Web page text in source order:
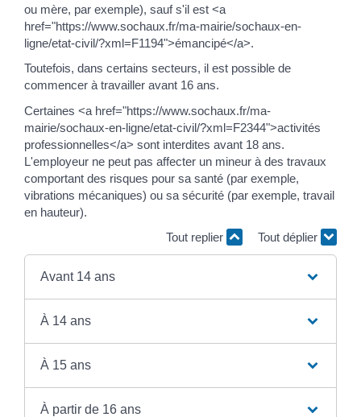
ou mère, par exemple), sauf s'il est <a
href="https://www.sochaux.fr/ma-mairie/sochaux-en-
ligne/etat-civil/?xml=F1194">émancipé</a>.
Toutefois, dans certains secteurs, il est possible de
commencer à travailler avant 16 ans.
Certaines <a href="https://www.sochaux.fr/ma-
mairie/sochaux-en-ligne/etat-civil/?xml=F2344">activités
professionnelles</a> sont interdites avant 18 ans.
L'employeur ne peut pas affecter un mineur à des travaux
comportant des risques pour sa santé (par exemple,
vibrations mécaniques) ou sa sécurité (par exemple, travail
en hauteur).
Tout replier
Tout déplier
Avant 14 ans
À 14 ans
À 15 ans
À partir de 16 ans